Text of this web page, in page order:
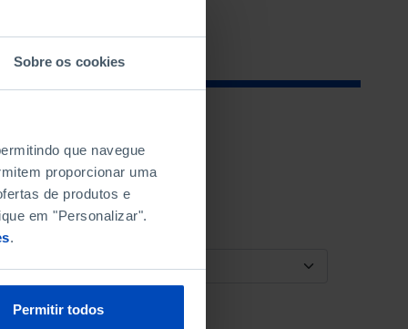
Sobre os cookies
que navegue
proporcionar uma
de produtos e
em "Personalizar".
.
Permitir todos
ORDENAR POR